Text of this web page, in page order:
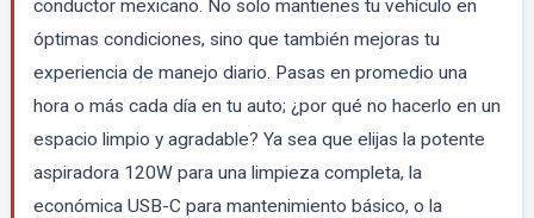
conductor mexicano. No solo mantienes tu vehículo en
óptimas condiciones, sino que también mejoras tu
experiencia de manejo diario. Pasas en promedio una
hora o más cada día en tu auto; ¿por qué no hacerlo en un
espacio limpio y agradable? Ya sea que elijas la potente
aspiradora 120W para una limpieza completa, la
económica USB-C para mantenimiento básico, o la